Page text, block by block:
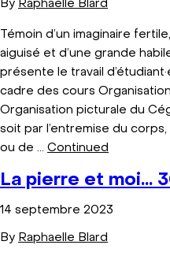
By Raphaelle Blard
Témoin d’un imaginaire
aiguisé et d’une grande
présente le travail
cadre des cours
Organisation picturale du
soit par l’entremise du
ou de … Continued
La pierre et moi…
14 septembre 2023
By Raphaelle Blard